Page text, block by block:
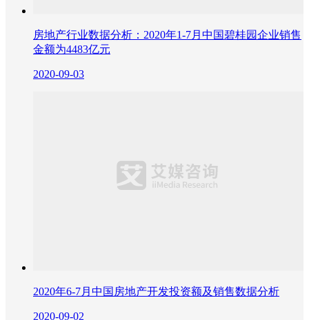
房地产行业数据分析：2020年1-7月中国碧桂园企业销售
金额为4483亿元
2020-09-03
2020年6-7月中国房地产开发投资额及销售数据分析
2020-09-02